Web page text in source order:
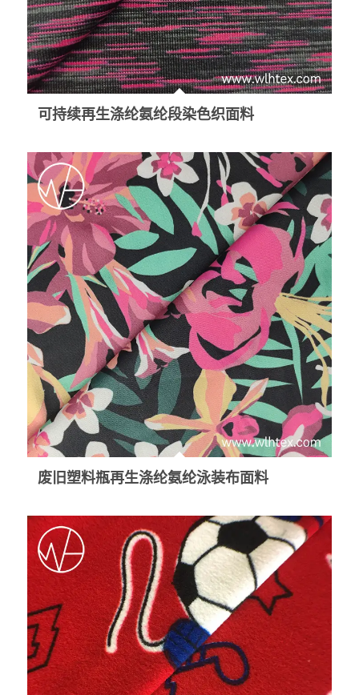
可持续再生涤纶氨纶段染色织面料
废旧塑料瓶再生涤纶氨纶泳装布面料